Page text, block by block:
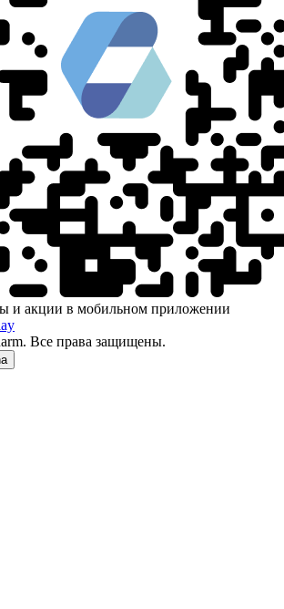
и акции в мобильном приложении
Все права защищены.